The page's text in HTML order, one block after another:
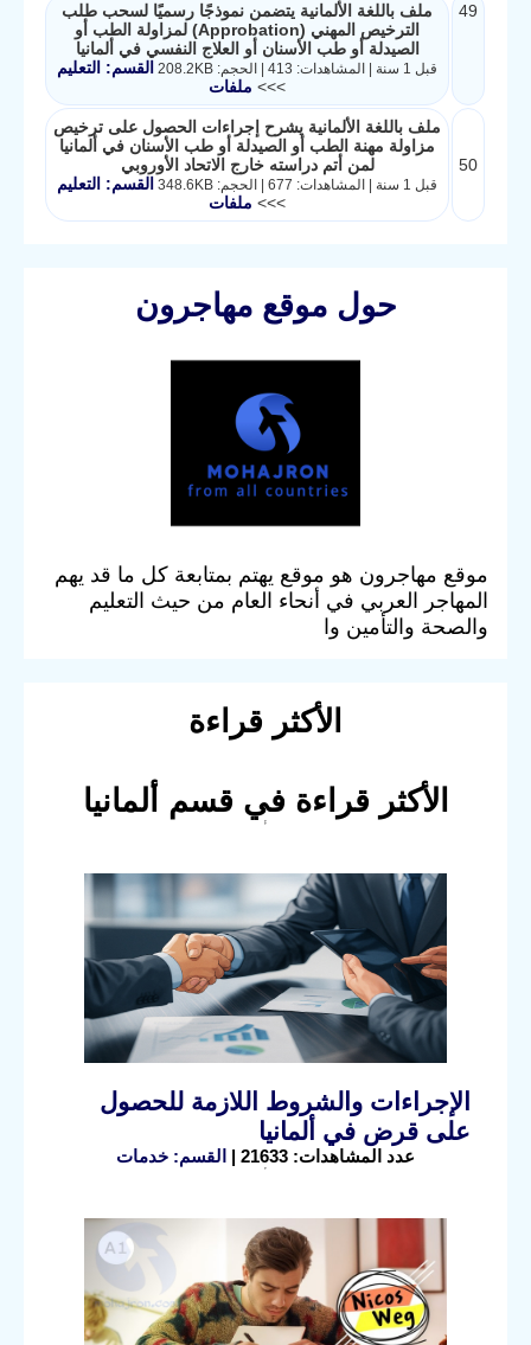
49
ملف باللغة الألمانية يتضمن نموذجًا رسميًا لسحب طلب
الترخيص المهني (Approbation) لمزاولة الطب أو
الصيدلة أو طب الأسنان أو العلاج النفسي في ألمانيا
قبل 1 سنة | المشاهدات: 413 | الحجم: 208.2KB
القسم: التعليم
>>> ملفات
50
ملف باللغة الألمانية يشرح إجراءات الحصول على ترخيص
مزاولة مهنة الطب أو الصيدلة أو طب الأسنان في ألمانيا
لمن أتم دراسته خارج الاتحاد الأوروبي
قبل 1 سنة | المشاهدات: 677 | الحجم: 348.6KB
القسم: التعليم
>>> ملفات
حول موقع مهاجرون
موقع مهاجرون هو موقع يهتم بمتابعة كل ما قد يهم
المهاجر العربي في أنحاء العام من حيث التعليم
والصحة والتأمين وا
الأكثر قراءة
الأكثر قراءة في قسم ألمانيا
الإجراءات والشروط اللازمة للحصول
على قرض في ألمانيا
عدد المشاهدات: 21633 | القسم: خدمات